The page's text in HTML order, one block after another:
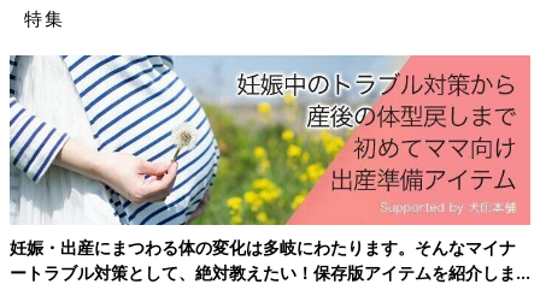
Amazonで見る
楽天ブックスで見る
特集
妊娠・出産にまつわる体の変化は多岐にわたります。そんなマイナ
ートラブル対策として、絶対教えたい！保存版アイテムを紹介しま